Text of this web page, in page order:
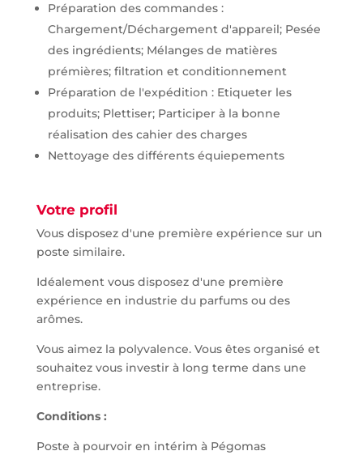
Préparation des commandes :
Chargement/Déchargement d'appareil; Pesée
des ingrédients; Mélanges de matières
prémières; filtration et conditionnement
Préparation de l'expédition : Etiqueter les
produits; Plettiser; Participer à la bonne
réalisation des cahier des charges
Nettoyage des différents équiepements
Votre profil
Vous disposez d'une première expérience sur un
poste similaire.
Idéalement vous disposez d'une première
expérience en industrie du parfums ou des
arômes.
Vous aimez la polyvalence. Vous êtes organisé et
souhaitez vous investir à long terme dans une
entreprise.
Conditions :
Poste à pourvoir en intérim à Pégomas